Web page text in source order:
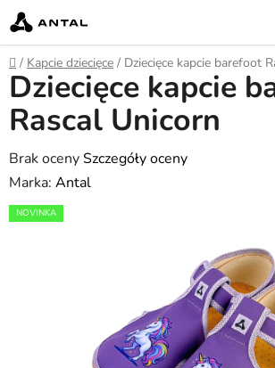
Przejść
do
treści
Home
/ Kapcie dziecięce / Dziecięce kapcie barefoot
Dziecięce kapcie
Rascal Unicorn
Średnia
ocena
produktu
Brak ocenySzczegóły oceny
Marka: Antal
NOVINKA